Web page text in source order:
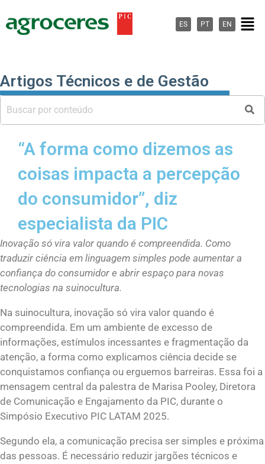
para
ES PT EN
Artigos Técnicos e de Gestão
“A forma como dizemos as
coisas impacta a percepção
do consumidor”, diz
especialista da PIC
Inovação só vira valor quando é compreendida. Como
traduzir ciência em linguagem simples pode aumentar a
confiança do consumidor e abrir espaço para novas
tecnologias na suinocultura.
Na suinocultura, inovação só vira valor quando é
compreendida. Em um ambiente de excesso de
informações, estímulos incessantes e fragmentação da
atenção, a forma como explicamos ciência decide se
conquistamos confiança ou erguemos barreiras. Essa foi a
mensagem central da palestra de Marisa Pooley, Diretora
de Comunicação e Engajamento da PIC, durante o
Simpósio Executivo PIC LATAM 2025.
Segundo ela, a comunicação precisa ser simples e próxima
das pessoas. É necessário reduzir jargões técnicos e